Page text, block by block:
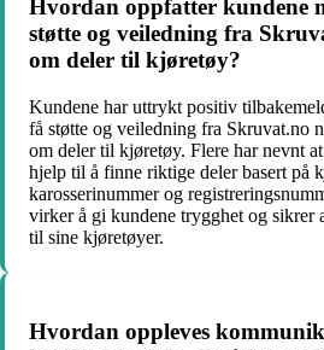
Hvordan oppfatter kundene
støtte og veiledning fra
om deler til kjøretøy?
Kundene har uttrykt positiv
få støtte og veiledning fra Skruvat.no
om deler til kjøretøy. Flere har nevnt
hjelp til å finne riktige deler basert på
karosserinummer og
virker å gi kundene trygghet og sikrer
til sine kjøretøyer.
Hvordan oppleves